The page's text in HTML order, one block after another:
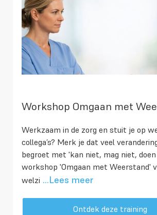
Workshop Omgaan met
Werkzaam in de zorg en stuit je op
collega’s? Merk je dat veel
begroet met 'kan niet, mag niet, doen
workshop 'Omgaan met Weerstand'
welzi ...Lees meer
Ontdek deze training